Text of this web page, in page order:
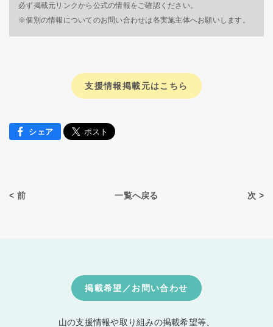
必ず掲載元リンクから公式の情報をご確認ください。
※個別の情報についてのお問い合わせは各実施主体へお願いします。
支援情報掲載元はこちら
シェア
一覧へ戻る
< 前 次 >
掲載希望／お問い合わせ
山の支援情報や取り組みの掲載希望等、